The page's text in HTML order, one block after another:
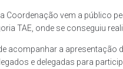
Coordenação vem a público
TAE, onde se conseguiu
acompanhar a
e delegadas para